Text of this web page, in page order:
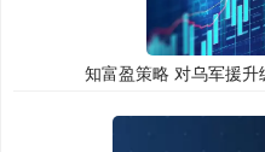
知富盈策略 对乌军援升